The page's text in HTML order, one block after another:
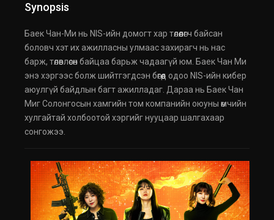
Synopsis
Баек Чан-Ми нь NIS-ийн домогт хар төлөөлөгч байсан
боловч хэт их ажилласны улмаас захирагч нь нас
барж, төлөвлөсөн байцаа барьж чадаагүй юм. Баек Чан Ми
энэ хэргээс болж шийтгэгдсэн бөгөөд одоо NIS-ийн кибер
аюулгүй байдлын багт ажилладаг. Дараа нь Баек Чан
Миг Солонгосын хамгийн том компанийн оюуны өмчийн
хулгайтай холбоотой хэргийг нууцаар шалгахаар
сонгожээ.